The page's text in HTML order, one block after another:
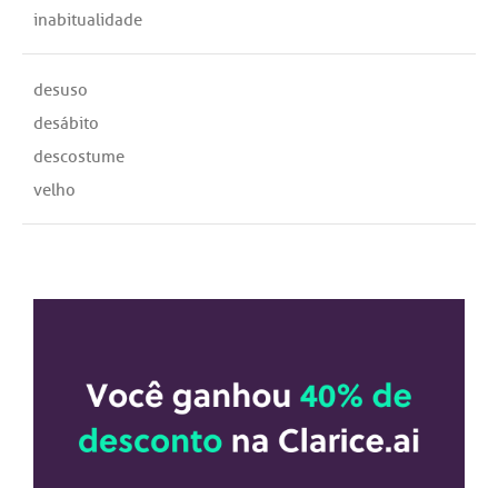
inabitualidade
desuso
desábito
descostume
velho